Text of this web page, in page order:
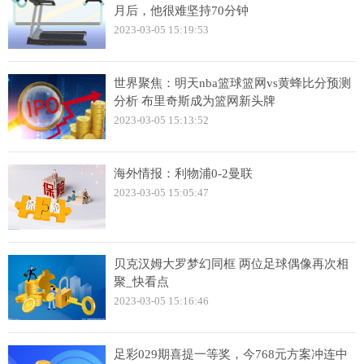
月后，他很难坚持70分钟
2023-03-05 15:19:53
世界聚焦：明天nba篮球篮网vs黄蜂比分预测
分析 布里奇斯成为篮网新头牌
2023-03-05 15:13:52
海外情报：利物浦0-2曼联
2023-03-05 15:05:47
贝克汉姆大罗梦幻同框 两位足球偶像再次相
聚_快看点
2023-03-05 15:16:46
足彩029期喜提一等奖，今768元方案冲连中